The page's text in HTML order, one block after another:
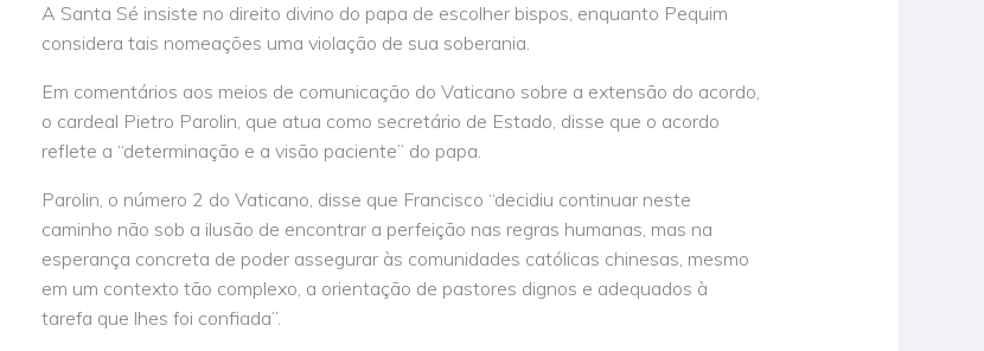
A Santa Sé insiste no direito divino do papa de escolher bispos, enquanto Pequim
considera tais nomeações uma violação de sua soberania.
Em comentários aos meios de comunicação do Vaticano sobre a extensão do acordo,
o cardeal Pietro Parolin, que atua como secretário de Estado, disse que o acordo
reflete a “determinação e a visão paciente” do papa.
Parolin, o número 2 do Vaticano, disse que Francisco “decidiu continuar neste
caminho não sob a ilusão de encontrar a perfeição nas regras humanas, mas na
esperança concreta de poder assegurar às comunidades católicas chinesas, mesmo
em um contexto tão complexo, a orientação de pastores dignos e adequados à
tarefa que lhes foi confiada”.